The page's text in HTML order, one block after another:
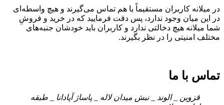
در میلانه کاربران مستقیماً با هم تماس می‌گیرند و هیچ واسطه‌ای
در این میان وجود ندارد، پس دقت فرمایید که در خرید و فروشِ
شما میلانه هیچ دخالتی ندارد و کاربران باید خودشان جنبه‌های
مختلف امنیتی را در نظر بگیرند.
تماس با ما
قزوین _ الوند _ نبش میدان لاله _ پاساژ آپادانا _ طبقه